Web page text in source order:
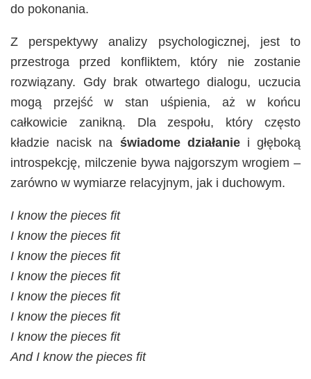
do pokonania.
Z perspektywy analizy psychologicznej, jest to
przestroga przed konfliktem, który nie zostanie
rozwiązany. Gdy brak otwartego dialogu, uczucia
mogą przejść w stan uśpienia, aż w końcu
całkowicie zanikną. Dla zespołu, który często
kładzie nacisk na świadome działaniei głęboką
introspekcję, milczenie bywa najgorszym wrogiem –
zarówno w wymiarze relacyjnym, jak i duchowym.
I know the pieces fit
I know the pieces fit
I know the pieces fit
I know the pieces fit
I know the pieces fit
I know the pieces fit
I know the pieces fit
And I know the pieces fit